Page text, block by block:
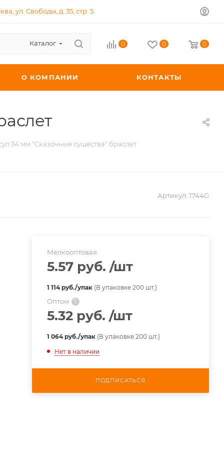
ул. Свободы, д. 35, стр. 5
Каталог 0 0 0
О КОМПАНИИ КОНТАКТЫ
34 мм "Сказочные существа" браслет
Артикул: 1744G
Мелкооптовая
5.57 руб. /шт
1 114 руб./упак(В упаковке 200 шт.)
Оптом ?
5.32 руб. /шт
1 064 руб./упак(В упаковке 200 шт.)
Нет в наличии
ПОДПИСАТЬСЯ